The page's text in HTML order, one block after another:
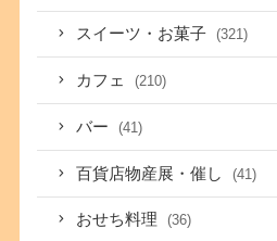
スイーツ・お菓子 (321)
カフェ (210)
バー (41)
百貨店物産展・催し (41)
おせち料理 (36)